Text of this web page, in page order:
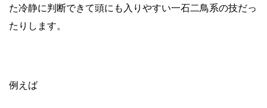
た冷静に判断できて頭にも入りやすい一石二鳥系の技だっ
たりします。
例えば